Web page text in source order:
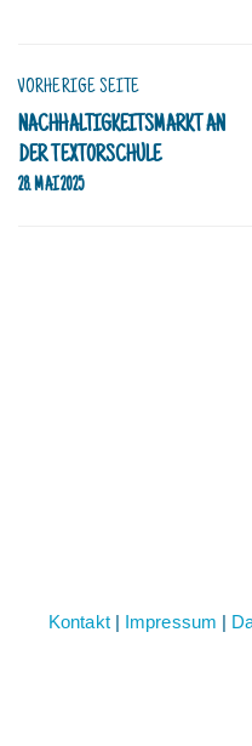
VORHERIGE SEITE
NACHHALTIGKEITSMARKT AN
DER TEXTORSCHULE
28. MAI 2025
Kontakt| Impressum |